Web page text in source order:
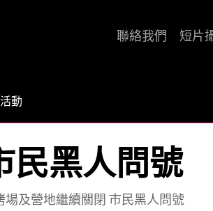
活動
聯絡我們 短片
民黑人問號
場及營地繼續關閉 市民黑人問號